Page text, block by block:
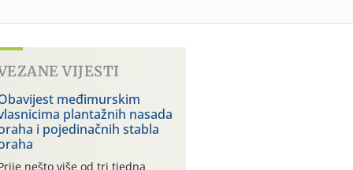
VIJESTI
međimurskim
plantažnih nasada
i pojedinačnih stabla
nešto više od tri tjedna